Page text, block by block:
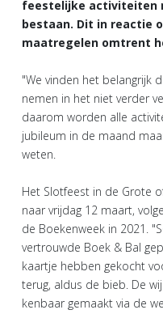
feestelijke activiteiten
bestaan. Dit in reactie
maatregelen omtrent
"We vinden het belangrijk
nemen in het niet verder
daarom worden alle
jubileum in de maand
weten.
Het Slotfeest in de Grote
naar vrijdag 12 maart,
de Boekenweek in 2021.
vertrouwde Boek & Bal
kaartje hebben gekocht
terug, aldus de bieb. De
kenbaar gemaakt via de